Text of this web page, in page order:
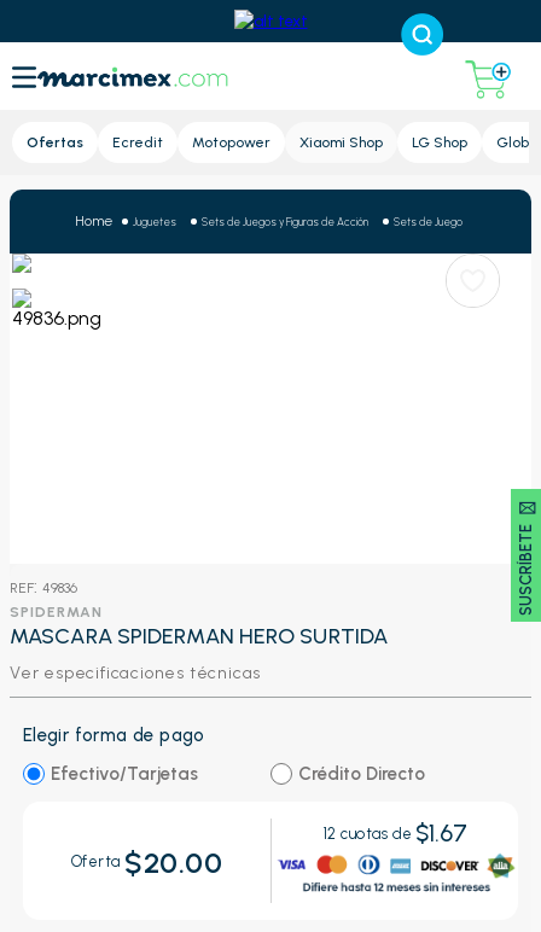
Lupa
Ofertas Ecredit Motopower Xiaomi Shop LG Shop Global
SUSCRÍBETE 🖂
Juguetes Sets de Juegos y Figuras de Acción Sets de Juego
: 49836
SPIDERMAN
MASCARA SPIDERMAN HERO SURTIDA
Ver especificaciones técnicas
Elegir forma de pago
Efectivo/Tarjetas
Crédito Directo
Oferta $20.00
12 cuotas de $1.67